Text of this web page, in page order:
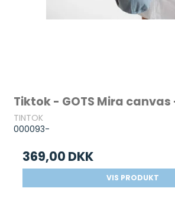
Tiktok - GOTS Mira
TINTOK
000093-
369,00 DKK
VIS PRODUKT